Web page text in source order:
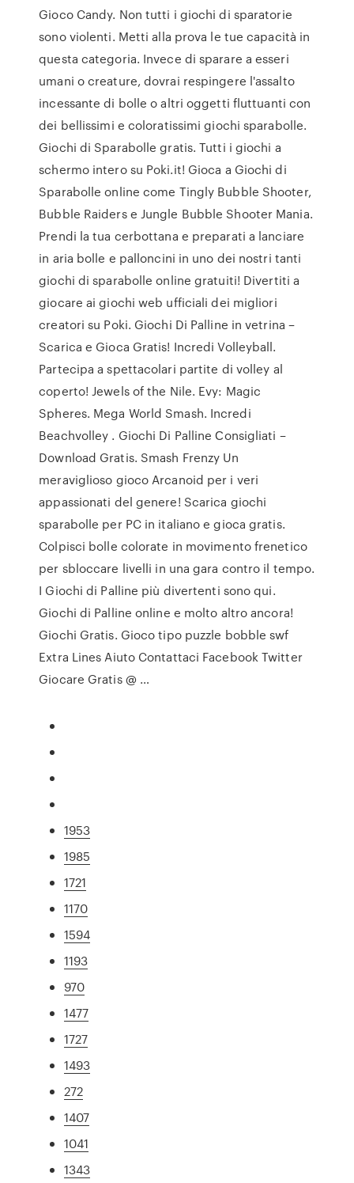
Gioco Candy. Non tutti i giochi di sparatorie
sono violenti. Metti alla prova le tue capacità in
questa categoria. Invece di sparare a esseri
umani o creature, dovrai respingere l'assalto
incessante di bolle o altri oggetti fluttuanti con
dei bellissimi e coloratissimi giochi sparabolle.
Giochi di Sparabolle gratis. Tutti i giochi a
schermo intero su Poki.it! Gioca a Giochi di
Sparabolle online come Tingly Bubble Shooter,
Bubble Raiders e Jungle Bubble Shooter Mania.
Prendi la tua cerbottana e preparati a lanciare
in aria bolle e palloncini in uno dei nostri tanti
giochi di sparabolle online gratuiti! Divertiti a
giocare ai giochi web ufficiali dei migliori
creatori su Poki. Giochi Di Palline in vetrina –
Scarica e Gioca Gratis! Incredi Volleyball.
Partecipa a spettacolari partite di volley al
coperto! Jewels of the Nile. Evy: Magic
Spheres. Mega World Smash. Incredi
Beachvolley . Giochi Di Palline Сonsigliati –
Download Gratis. Smash Frenzy Un
meraviglioso gioco Arcanoid per i veri
appassionati del genere! Scarica giochi
sparabolle per PC in italiano e gioca gratis.
Colpisci bolle colorate in movimento frenetico
per sbloccare livelli in una gara contro il tempo.
I Giochi di Palline più divertenti sono qui.
Giochi di Palline online e molto altro ancora!
Giochi Gratis. Gioco tipo puzzle bobble swf
Extra Lines Aiuto Contattaci Facebook Twitter
Giocare Gratis @ …
1953
1985
1721
1170
1594
1193
970
1477
1727
1493
272
1407
1041
1343